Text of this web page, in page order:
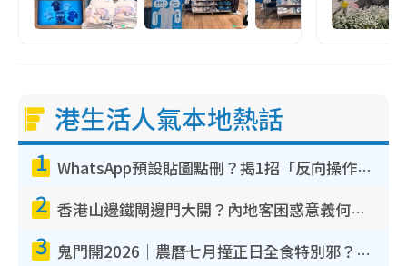
港生活人氣本地熱話
1 WhatsApp預設貼圖點刪？揭1招「反向操作」還原簡潔介面 附3步實測教學
2 香港山邊鐵閘邊門大開？內地客困惑意義何在！網民神回覆：呢種叫法理性防禦
3 鬼門開2026｜農曆七月撞正日全食特別邪？專家警告切忌做一事！揭4大禁忌+2招保平安